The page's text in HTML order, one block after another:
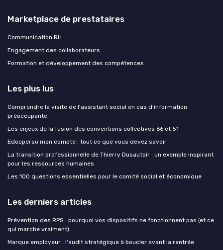
Marketplace de prestataires
Communication RH
Engagement des collaborateurs
Formation et développement des compétences
Les plus lus
Comprendre la visite de l'assistant social en cas d'information
préoccupante
Les enjeux de la fusion des conventions collectives 66 et 51
Edocperso mon compte : tout ce que vous devez savoir
La transition professionnelle de Thierry Dusautoir : un exemple inspirant
pour les ressources humaines
Les 100 questions essentielles pour le comité social et économique
Les derniers articles
Prévention des RPS : pourquoi vos dispositifs ne fonctionnent pas (et ce
qui marche vraiment)
Marque employeur : l'audit stratégique à boucler avant la rentrée